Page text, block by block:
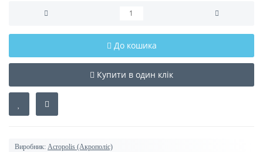
До кошика
Купити в один клік
Виробник: Acropolis (Акрополіс)